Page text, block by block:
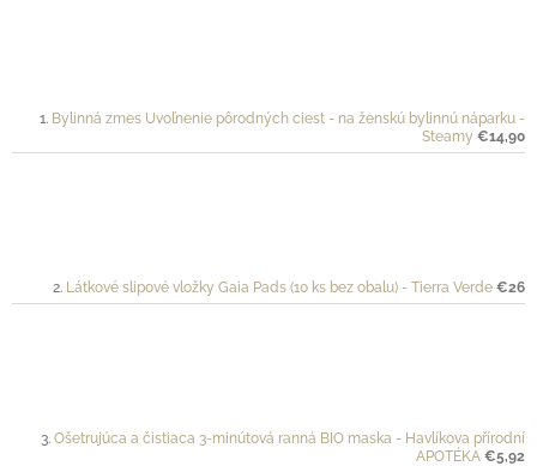
Bylinná zmes Uvoľnenie pôrodných ciest - na ženskú bylinnú náparku -
Steamy €14,90
Látkové slipové vložky Gaia Pads (10 ks bez obalu) - Tierra Verde €26
Ošetrujúca a čistiaca 3-minútová ranná BIO maska - Havlíkova přírodní
APOTÉKA €5,92